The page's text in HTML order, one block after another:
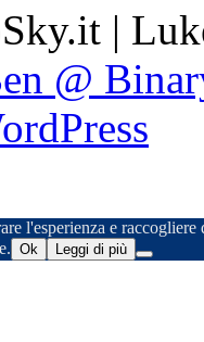
|
@
l'esperienza e
Ok Leggi di più